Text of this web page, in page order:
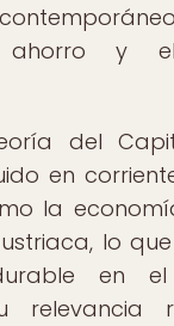
ahorro y el
del
en
la
lo
en el